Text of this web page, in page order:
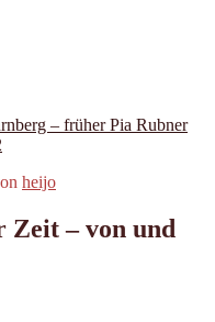
– früher Pia Rubner
heijo
Zeit – von und